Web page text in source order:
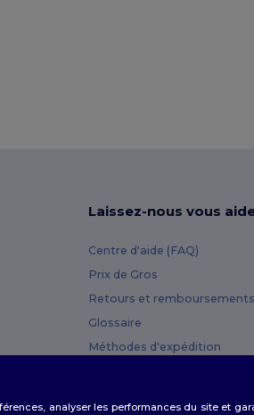
Laissez-nous vous
Centre d'aide (FAQ)
Prix de Gros
Retours et remboursements
Glossaire
Méthodes d'expédition
analyser les performances du site et